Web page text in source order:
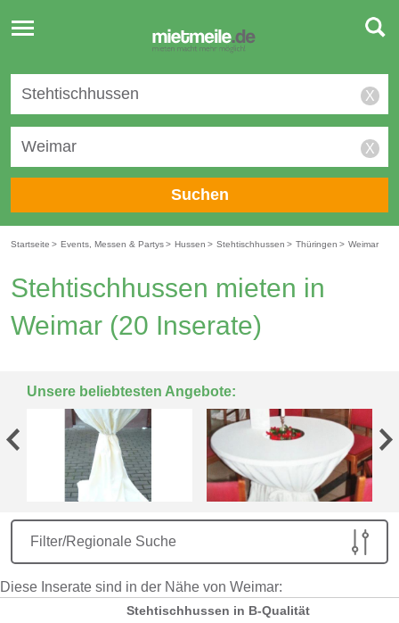
Toggle
navigation
X
X
Suchen
Startseite > Events, Messen & Partys> Hussen > Stehtischhussen > Thüringen > Weimar
Stehtischhussen mieten in
Weimar (20 Inserate)
Unsere beliebtesten Angebote:
Filter/Regionale Suche
Diese Inserate sind in der Nähe von Weimar:
Stehtischhussen in B-Qualität